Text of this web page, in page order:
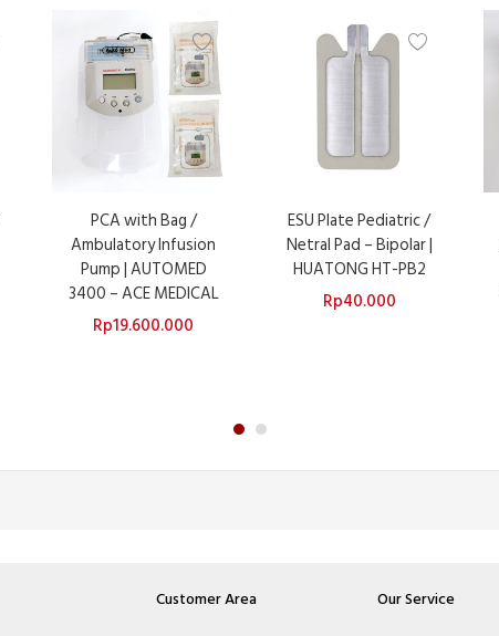
PCA with Bag /
Ambulatory Infusion
Pump | AUTOMED
3400 – ACE MEDICAL
Rp19.600.000
ESU Plate Pediatric /
Netral Pad – Bipolar |
HUATONG HT-PB2
Rp40.000
Customer Area
Our Service